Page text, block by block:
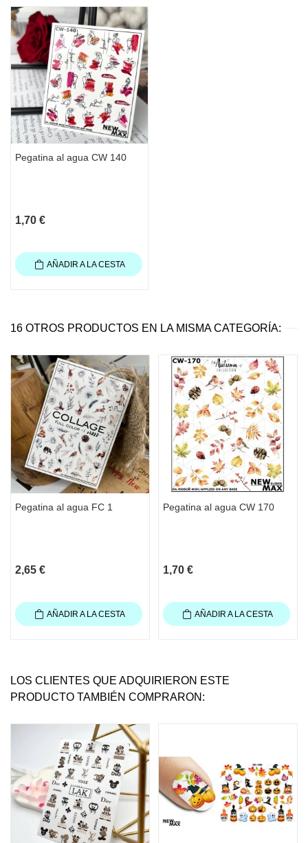
Pegatina al agua CW 140
1,70 €
AÑADIR A LA CESTA
16 OTROS PRODUCTOS EN LA MISMA CATEGORÍA:
Pegatina al agua FC 1
2,65 €
AÑADIR A LA CESTA
Pegatina al agua CW 170
1,70 €
AÑADIR A LA CESTA
LOS CLIENTES QUE ADQUIRIERON ESTE
PRODUCTO TAMBIÉN COMPRARON: